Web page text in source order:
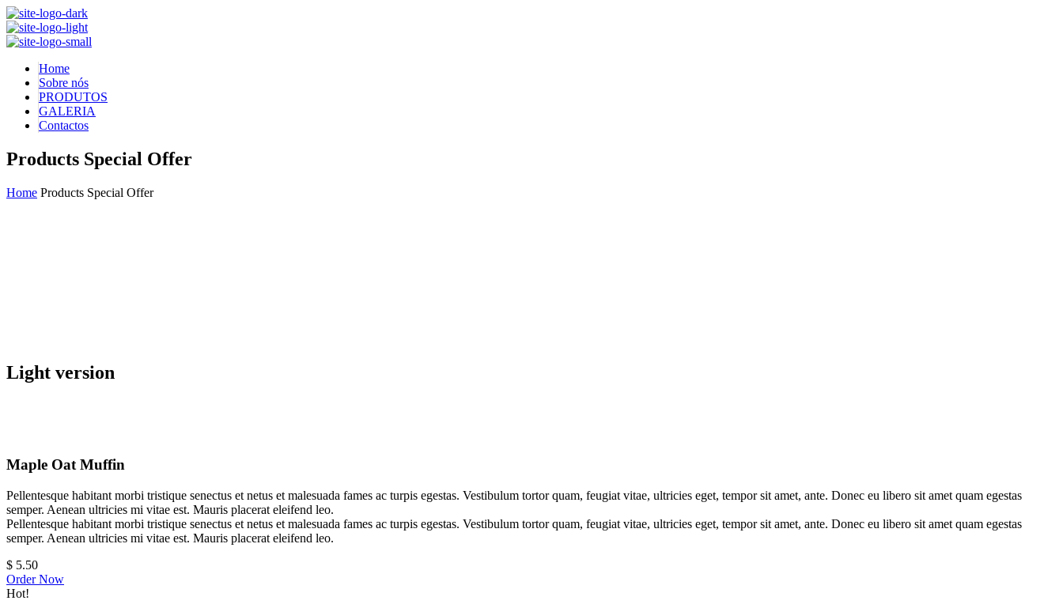
Home
Sobre nós
PRODUTOS
GALERIA
Contactos
Products Special Offer
Home Products Special Offer
Light version
Maple Oat Muffin
Pellentesque habitant morbi tristique senectus et netus et malesuada fames ac turpis egestas. Vestibulum tortor quam, feugiat vitae, ultricies eget, tempor sit amet, ante. Donec eu libero sit amet quam egestas
semper. Aenean ultricies mi vitae est. Mauris placerat eleifend leo.
Pellentesque habitant morbi tristique senectus et netus et malesuada fames ac turpis egestas. Vestibulum tortor quam, feugiat vitae, ultricies eget, tempor sit amet, ante. Donec eu libero sit amet quam egestas
semper. Aenean ultricies mi vitae est. Mauris placerat eleifend leo.
$ 5.50
Order Now
Hot!